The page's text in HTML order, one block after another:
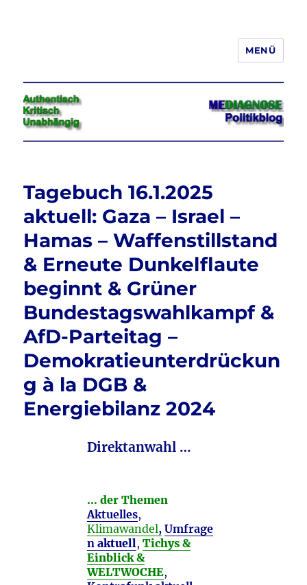
Jeder hat das Recht, seine
Meinung in Wort, Schrift und Bild
frei zu äußern und zu verbreiten
MENÜ
Tagebuch 16.1.2025
aktuell: Gaza – Israel –
Hamas – Waffenstillstand
& Erneute Dunkelflaute
beginnt & Grüner
Bundestagswahlkampf &
AfD-Parteitag –
Demokratieunterdrückun
g à la DGB &
Energiebilanz 2024
Direktanwahl …
… der Themen
Aktuelles,
Klimawandel, Umfrage
naktuell, Tichys &
Einblick &
WELTWOCHE,